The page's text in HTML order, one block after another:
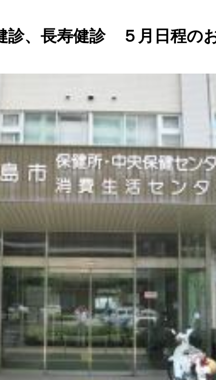
診、長寿健診 ５月日程の